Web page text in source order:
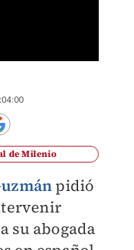
de Milenio
pidió
su abogada